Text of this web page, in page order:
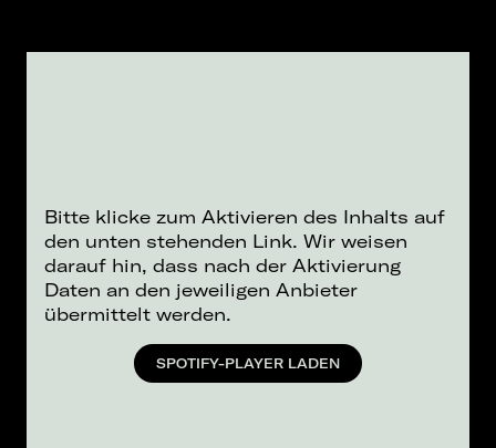
Bitte klicke zum Aktivieren des Inhalts auf
den unten stehenden Link. Wir weisen
darauf hin, dass nach der Aktivierung
Daten an den jeweiligen Anbieter
übermittelt werden.
SPOTIFY-PLAYER LADEN